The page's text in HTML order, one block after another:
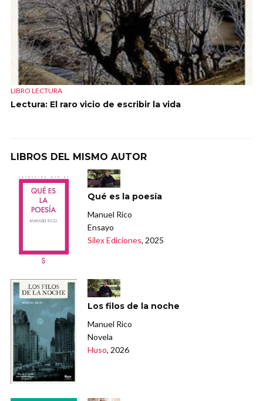
LIBRO LECTURA
Lectura: El raro vicio de escribir la vida
LIBROS DEL MISMO AUTOR
Qué es la poesía
Manuel Rico
Ensayo
Sílex Ediciones, 2025
Los filos de la noche
Manuel Rico
Novela
Huso, 2026